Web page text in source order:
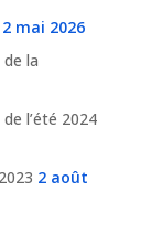
2 mai 2026
la
l’été 2024
2 août